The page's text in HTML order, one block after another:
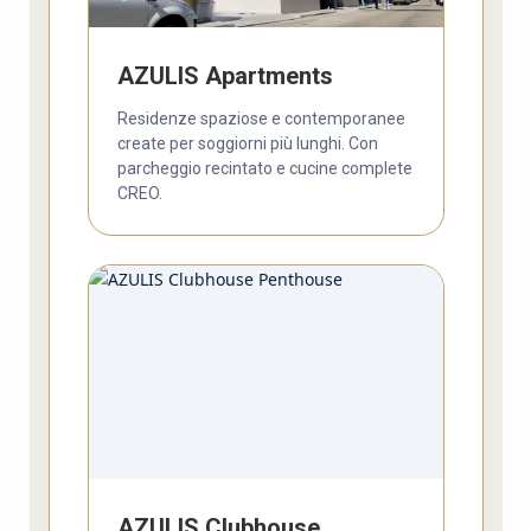
AZULIS Apartments
Residenze spaziose e contemporanee
create per soggiorni più lunghi. Con
parcheggio recintato e cucine complete
CREO.